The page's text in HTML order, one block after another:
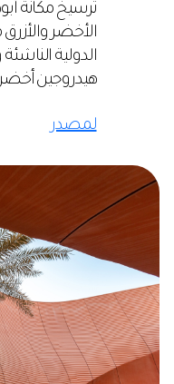
ترسيخ مكانة
الأخضر
الدولية
هيدروجين أخضر
لمصدر